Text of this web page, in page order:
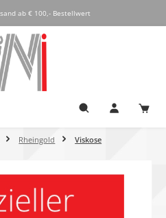
ab € 100,- Bestellwert
Rheingold Viskose